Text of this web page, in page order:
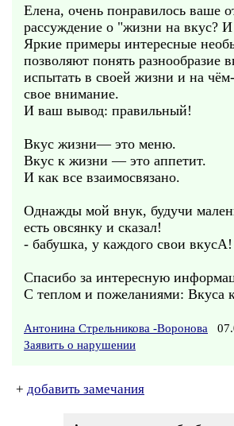
Елена, очень понравилось ваше
рассуждение о "жизни на вкус?
Яркие примеры интересные
позволяют понять разнообразие
испытать в своей жизни и на чём-
свое внимание.
И ваш вывод: правильный!
Вкус жизни— это меню.
Вкус к жизни — это аппетит.
И как все взаимосвязано.
Однажды мой внук, будучи
есть овсянку и сказал!
- бабушка, у каждого свои вкусА!
Спасибо за интересную
С теплом и пожеланиями: Вкуса
Антонина Стрельникова -Воронова
Заявить о нарушении
+ добавить замечания